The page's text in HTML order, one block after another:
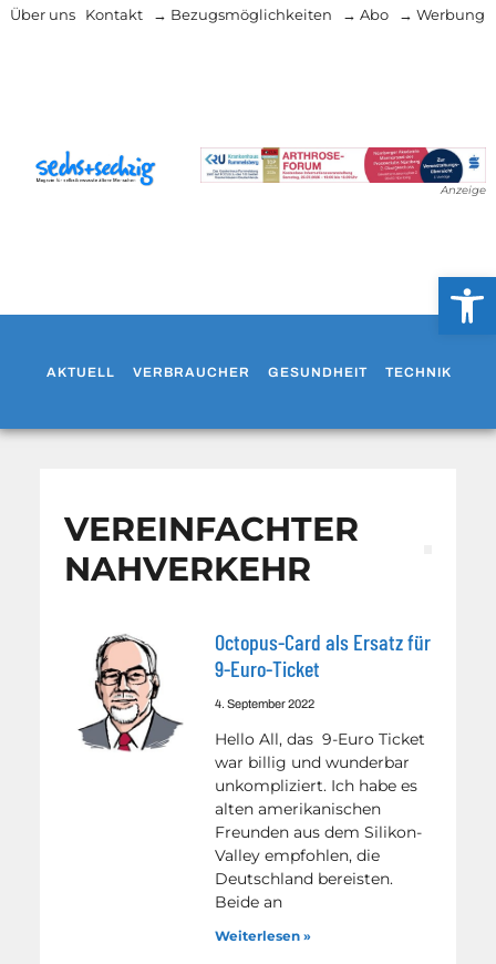
Über uns Kontakt → Bezugsmöglichkeiten → Abo → Werbung
Anzeige
AKTUELL VERBRAUCHER GESUNDHEIT TECHNIK
VEREINFACHTER
NAHVERKEHR
Octopus-Card als Ersatz für
9-Euro-Ticket
4. September 2022
Hello All, das 9-Euro Ticket
war billig und wunderbar
unkompliziert. Ich habe es
alten amerikanischen
Freunden aus dem Silikon-
Valley empfohlen, die
Deutschland bereisten.
Beide an
Weiterlesen »